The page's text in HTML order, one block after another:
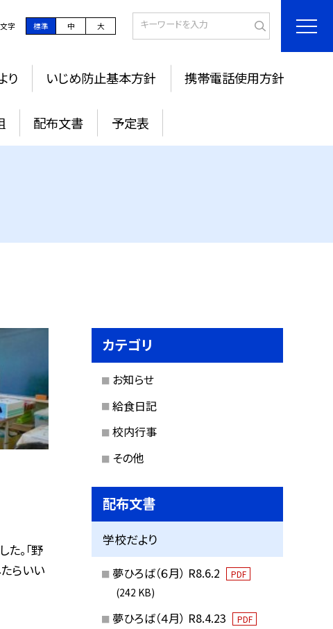
文字 標準 中 大
り いじめ防止基本方針 携帯電話使用方針
配布文書 予定表
。「野
らいい
カテゴリ
お知らせ
給食日記
校内行事
その他
配布文書
学校だより
夢ひろば（６月） R8.6.2 PDF
(242 KB)
夢ひろば（４月） R8.4.23 PDF